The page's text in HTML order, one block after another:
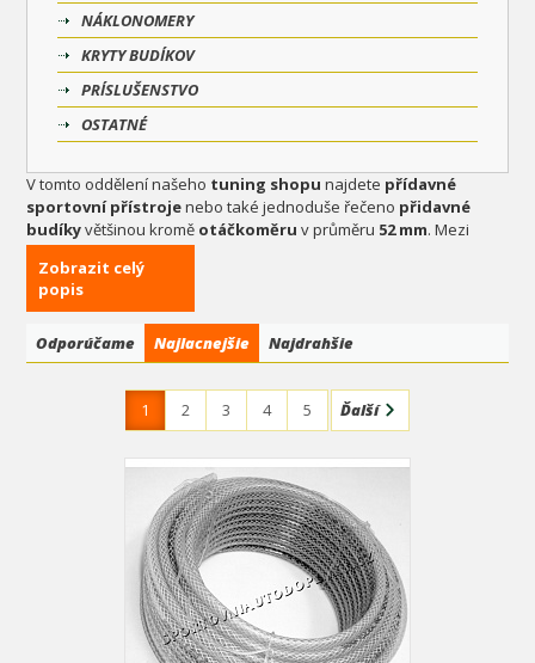
NÁKLONOMERY
KRYTY BUDÍKOV
PRÍSLUŠENSTVO
OSTATNÉ
V tomto oddělení našeho tuning shopu najdete přídavné
sportovní přístrojenebo také jednoduše řečeno přidavné
budíkyvětšinou kromě otáčkoměru v průměru 52 mm. Mezi
nejprodávanějšípřídavné budíky
oleje, tlak oleje, voltmetr, teplota vody a otáčkoměr
v provedení
nastavitelným shiftem. Nejprodávanější značkou
budíkův našem tuning shopu jeAUTO GAUGE
otočení klíčku v zapalování nádherný design, jsou kvalitní a
dostupné cenou.
Zobrazit celý
popis
Odporúčame Najlacnejšie Najdrahšie
1 2 3 4 5 Ďalší